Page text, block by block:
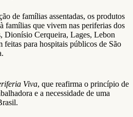
de famílias assentadas, os produtos
famílias que vivem nas periferias dos
Dionísio Cerqueira, Lages, Lebon
feitas para hospitais públicos de São
Viva, que reafirma o princípio de
e a necessidade de uma